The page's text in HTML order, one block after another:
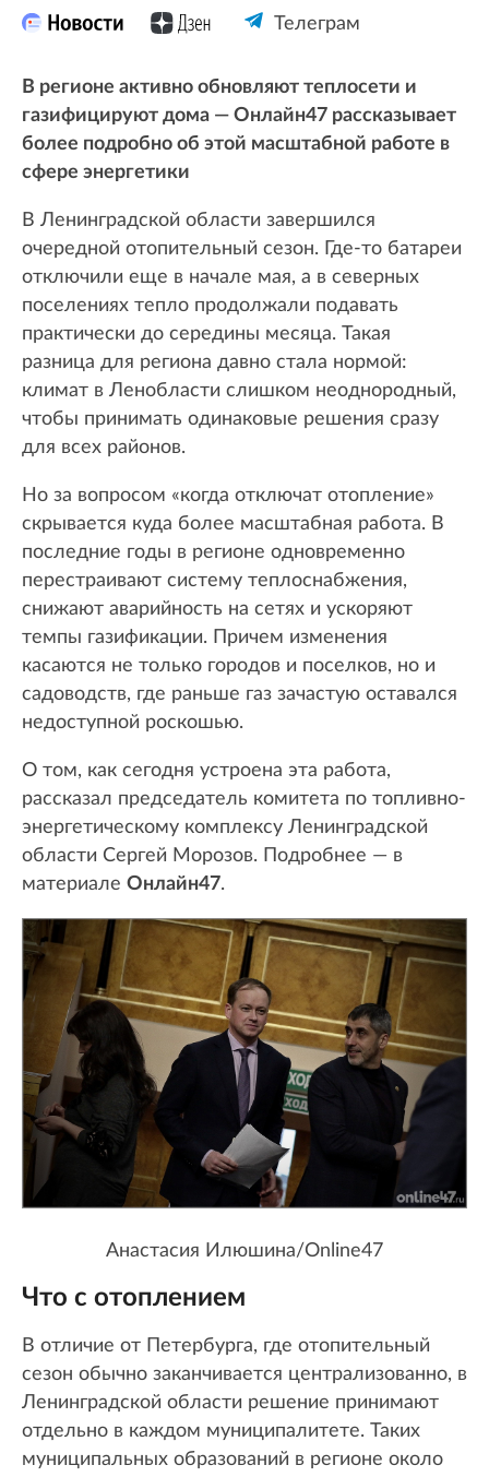
Телеграм
В регионе активно обновляют теплосети и
газифицируют дома — Онлайн47 рассказывает
более подробно об этой масштабной работе в
сфере энергетики
В Ленинградской области завершился
очередной отопительный сезон. Где-то батареи
отключили еще в начале мая, а в северных
поселениях тепло продолжали подавать
практически до середины месяца. Такая
разница для региона давно стала нормой:
климат в Ленобласти слишком неоднородный,
чтобы принимать одинаковые решения сразу
для всех районов.
Но за вопросом «когда отключат отопление»
скрывается куда более масштабная работа. В
последние годы в регионе одновременно
перестраивают систему теплоснабжения,
снижают аварийность на сетях и ускоряют
темпы газификации. Причем изменения
касаются не только городов и поселков, но и
садоводств, где раньше газ зачастую оставался
недоступной роскошью.
О том, как сегодня устроена эта работа,
рассказал председатель комитета по топливно-
энергетическому комплексу Ленинградской
области Сергей Морозов. Подробнее — в
материале Онлайн47.
Анастасия Илюшина/Online47
Что с отоплением
В отличие от Петербурга, где отопительный
сезон обычно заканчивается централизованно, в
Ленинградской области решение принимают
отдельно в каждом муниципалитете. Таких
муниципальных образований в регионе около